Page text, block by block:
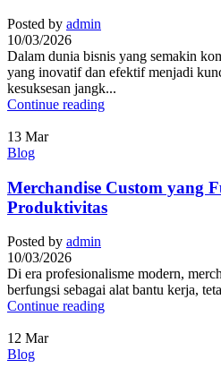
Posted by admin
10/03/2026
Dalam dunia bisnis yang semakin
yang inovatif dan efektif menjadi
kesuksesan jangk...
Continue reading
13 Mar
Blog
Merchandise Custom yang
Produktivitas
Posted by admin
10/03/2026
Di era profesionalisme modern,
berfungsi sebagai alat bantu kerja,
Continue reading
12 Mar
Blog